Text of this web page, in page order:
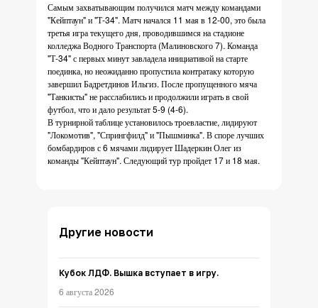
Самым захватывающим получился матч между командами
"Кейптаун" и "Т-34". Матч начался 11 мая в 12-00, это была
третья игра текущего дня, проводившимся на стадионе
колледжа Водного Транспорта (Малиновского 7). Команда
"Т-34" с первых минут завладела инициативой на старте
поединка, но неожиданно пропустила контратаку которую
завершил Бадретдинов Ильгиз. После пропущенного мяча
"Танкисты" не расслабились и продолжили играть в свой
футбол, что и дало результат 5-9 (4-6).
В турнирной таблице установилось троевластие, лидируют
"Локомотив", "Спрингфилд" и "Пышминка". В споре лучших
бомбардиров с 6 мячами лидирует Шадеркин Олег из
команды "Кейптаун". Следующий тур пройдет 17 и 18 мая.
Другие новости
Кубок ЛДФ. Вышка вступает в игру.
6 августа 2026